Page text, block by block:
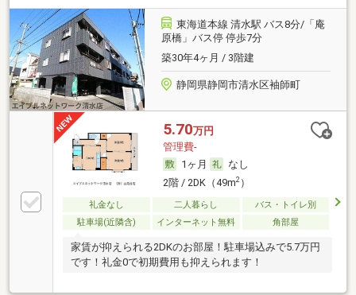
東海道本線 清水駅 バス8分/「庵
原橋」バス停 停歩7分
築30年4ヶ月 / 3階建
静岡県静岡市清水区袖師町
5.70万円
管理費-
1ヶ月
なし
2階 / 2DK（49m2）
礼金なし 二人暮らし
バス・トイレ別
駐車場(近隣含)
インターネット無料 角部屋
家賃が抑えられる2DKのお部屋！駐車場込みで5.7万円
です！礼金0で初期費用も抑えられます！